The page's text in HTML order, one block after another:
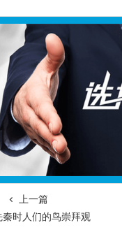
上一篇
秦时人们的鸟崇拜观